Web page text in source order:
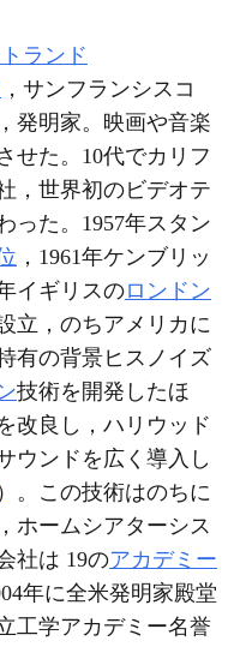
ランド
，サンフランシスコ
発明家。映画や音楽
せた。10代でカリフ
，世界初のビデオテ
った。1957年スタン
，1961年ケンブリッ
イギリスのロンドン
立，のちアメリカに
有の背景ヒスノイズ
技術を開発したほ
改良し，ハリウッド
ウンドを広く導入し
）。この技術はのちに
ホームシアターシス
社は 19のアカデミー
年に全米発明家殿堂
工学アカデミー名誉